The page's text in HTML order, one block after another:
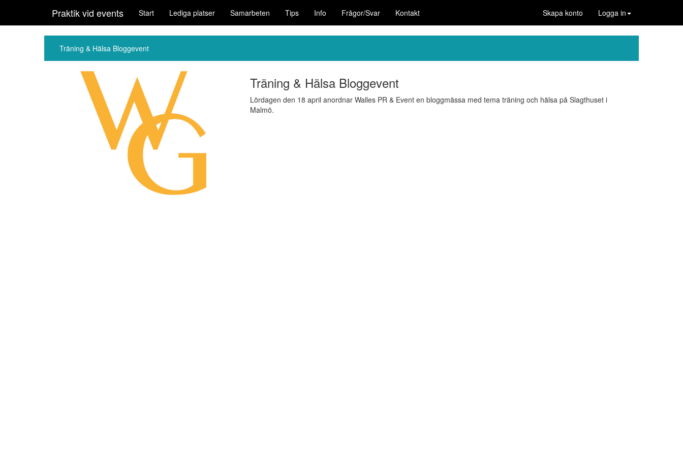
Praktik vid events Start Lediga platser Samarbeten Tips Info Frågor/Svar Kontakt Skapa konto Logga in
Träning & Hälsa Bloggevent
Träning & Hälsa Bloggevent
Lördagen den 18 april anordnar Walles PR & Event en bloggmässa med tema träning och hälsa på Slagthuset i
Malmö.